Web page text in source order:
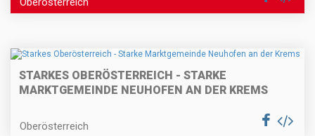
STARKES OBERÖSTERREICH - STARKE
MARKTGEMEINDE NEUHOFEN AN DER KREMS
Oberösterreich